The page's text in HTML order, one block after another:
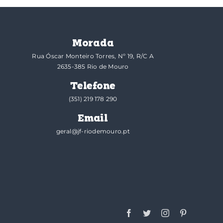
Morada
Rua Óscar Monteiro Torres, Nº 19, R/C A
2635-385 Rio de Mouro
Telefone
(351) 219 178 290
Email
geral@jf-riodemouro.pt
Facebook
TwitterInstagram